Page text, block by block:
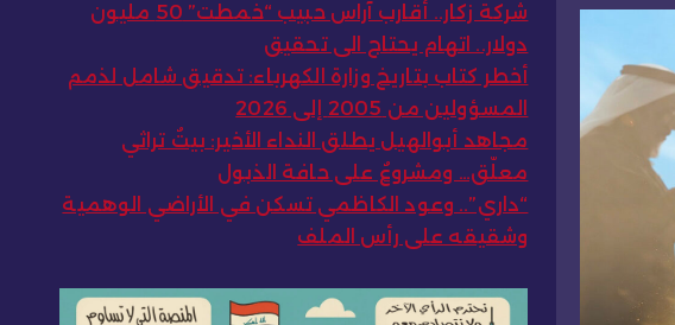
شركة زكار.. أقارب آراس حبيب “خمطت” 50 مليون
دولار.. اتهام يحتاج الى تحقيق
أخطر كتاب بتاريخ وزارة الكهرباء: تدقيق شامل لذمم
المسؤولين من 2005 إلى 2026
مجاهد أبوالهيل يطلق النداء الأخير: بيتٌ تراثي
معلّق… ومشروعٌ على حافة الذبول
“داري”.. وعود الكاظمي تسكن في الأراضي الوهمية
وشقيقه على رأس الملف